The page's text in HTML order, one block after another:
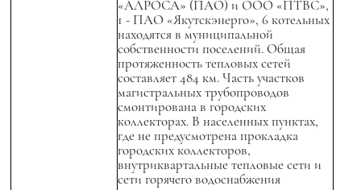
«АЛРОСА» (ПАО) и ООО «ПТВС»,
1 - ПАО «Якутскэнерго», 6 котельных
находятся в муниципальной
собственности поселений. Общая
протяженность тепловых сетей
составляет 484 км. Часть участков
магистральных трубопроводов
смонтирована в городских
коллекторах. В населенных пунктах,
где не предусмотрена прокладка
городских коллекторов,
внутриквартальные тепловые сети и
сети горячего водоснабжения